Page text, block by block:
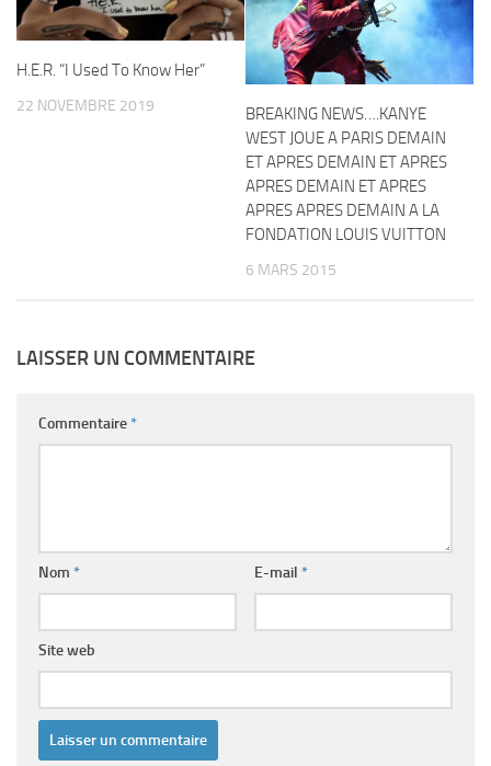
H.E.R. “I Used To Know Her”
22 NOVEMBRE 2019
BREAKING NEWS….KANYE
WEST JOUE A PARIS DEMAIN
ET APRES DEMAIN ET APRES
APRES DEMAIN ET APRES
APRES APRES DEMAIN A LA
FONDATION LOUIS VUITTON
6 MARS 2015
LAISSER UN COMMENTAIRE
Commentaire*
Nom * E-mail *
Site web